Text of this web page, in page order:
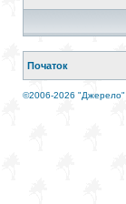
Початок
©2006-2026 "Джерело"